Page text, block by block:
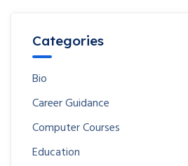
Categories
Bio
Career Guidance
Computer Courses
Education